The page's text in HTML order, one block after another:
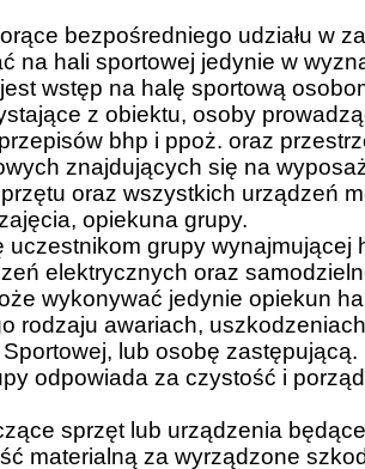
bezpośredniego udziału w
na hali sportowej jedynie w
wstęp na halę sportową
z obiektu, osoby
bhp i ppoż. oraz
znajdujących się na
oraz wszystkich urządzeń
opiekuna grupy.
uczestnikom grupy
elektrycznych oraz
wykonywać jedynie opiekun
rodzaju awariach,
lub osobę zastępującą.
odpowiada za czystość i
sprzęt lub urządzenia
materialną za wyrządzone